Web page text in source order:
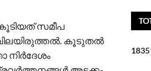
കൂടിയത് സമീപ
വിലയിരുത്തല്‍. കൂടുതല്‍
1835